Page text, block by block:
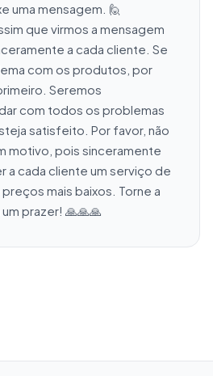
uma mensagem. 🙋
que virmos a mensagem
a cada cliente. Se
com os produtos, por
Seremos
com todos os problemas
satisfeito. Por favor, não
motivo, pois sinceramente
cada cliente um serviço de
mais baixos. Torne a
prazer! 🙏🙏🙏